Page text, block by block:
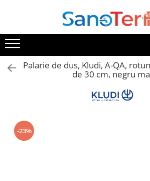
Toate Produsele
Obiecte Sanitare
Lavoare
Lavoare sub blat
Lavoare Colt Duble Speciale
Palarie de dus, Kludi, A-QA,
de 30 cm, negru
-23%